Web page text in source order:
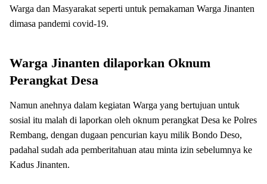
Warga dan Masyarakat seperti untuk pemakaman Warga Jinanten
dimasa pandemi covid-19.
Warga Jinanten dilaporkan Oknum
Perangkat Desa
Namun anehnya dalam kegiatan Warga yang bertujuan untuk
sosial itu malah di laporkan oleh oknum perangkat Desa ke Polres
Rembang, dengan dugaan pencurian kayu milik Bondo Deso,
padahal sudah ada pemberitahuan atau minta izin sebelumnya ke
Kadus Jinanten.